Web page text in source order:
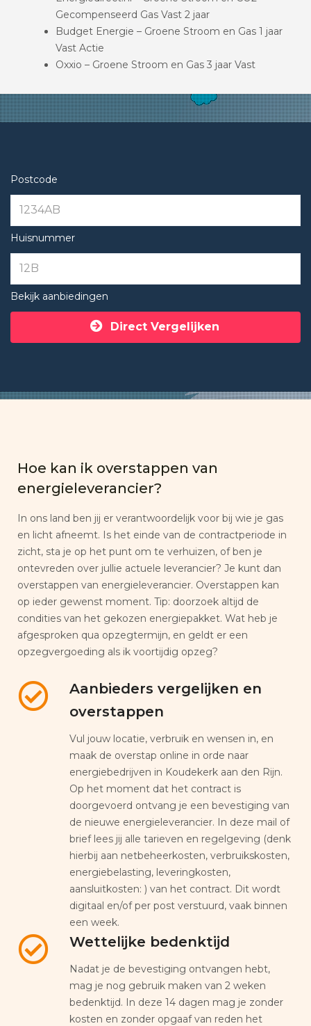
Gecompenseerd Gas Vast 2 jaar
Budget Energie – Groene Stroom en Gas 1 jaar
Vast Actie
Oxxio – Groene Stroom en Gas 3 jaar Vast
Postcode
Huisnummer
Bekijk aanbiedingen
Direct Vergelijken
Hoe kan ik overstappen van
energieleverancier?
In ons land ben jij er verantwoordelijk voor bij wie je gas
en licht afneemt. Is het einde van de contractperiode in
zicht, sta je op het punt om te verhuizen, of ben je
ontevreden over jullie actuele leverancier? Je kunt dan
overstappen van energieleverancier. Overstappen kan
op ieder gewenst moment. Tip: doorzoek altijd de
condities van het gekozen energiepakket. Wat heb je
afgesproken qua opzegtermijn, en geldt er een
opzegvergoeding als ik voortijdig opzeg?
Aanbieders vergelijken en
overstappen
Vul jouw locatie, verbruik en wensen in, en
maak de overstap online in orde naar
energiebedrijven in Koudekerk aan den Rijn.
Op het moment dat het contract is
doorgevoerd ontvang je een bevestiging van
de nieuwe energieleverancier. In deze mail of
brief lees jij alle tarieven en regelgeving (denk
hierbij aan netbeheerkosten, verbruikskosten,
energiebelasting, leveringkosten,
aansluitkosten: ) van het contract. Dit wordt
digitaal en/of per post verstuurd, vaak binnen
een week.
Wettelijke bedenktijd
Nadat je de bevestiging ontvangen hebt,
mag je nog gebruik maken van 2 weken
bedenktijd. In deze 14 dagen mag je zonder
kosten en zonder opgaaf van reden het